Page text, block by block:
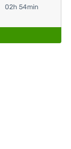
02h 54min